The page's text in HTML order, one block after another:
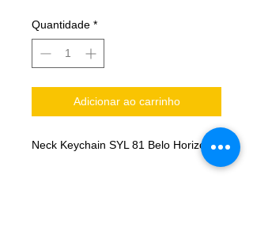
Quantidade *
Adicionar ao carrinho
Neck Keychain SYL 81 Belo Horizonte